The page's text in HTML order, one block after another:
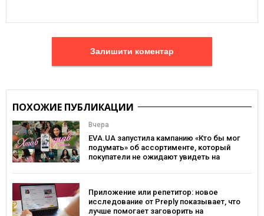
Залишити коментар
ПОХОЖИЕ ПУБЛИКАЦИИ
Вчера
EVA.UA запустила кампанию «Кто бы мог
подумать» об ассортименте, который
покупатели не ожидают увидеть на
Приложение или репетитор: новое
исследование от Preply показывает, что
лучше помогает заговорить на